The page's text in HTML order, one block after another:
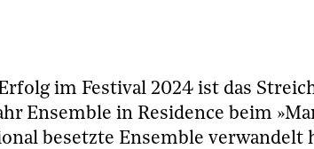
im Festival 2024 ist das
Ensemble in Residence beim
besetzte Ensemble verwandelt